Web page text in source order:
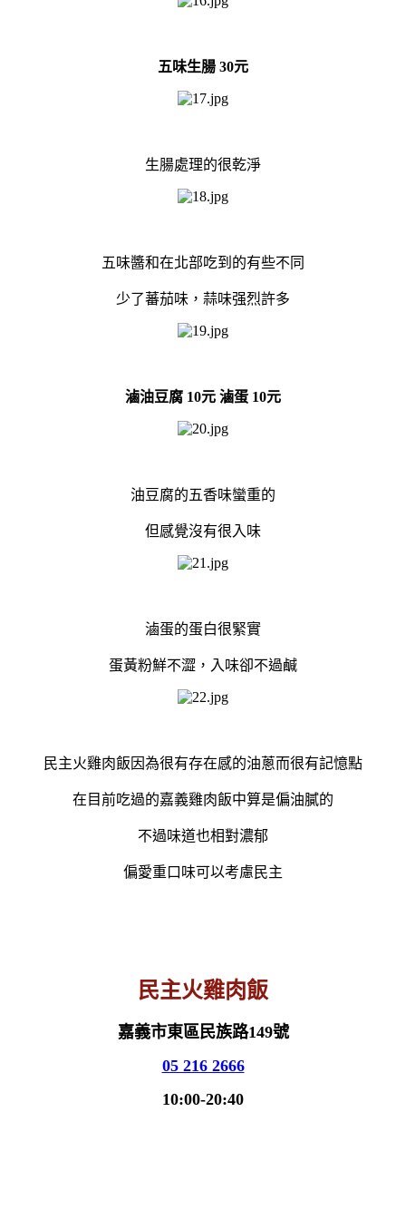
五味生腸 30元
生腸處理的很乾淨
五味醬和在北部吃到的有些不同
少了蕃茄味，蒜味强烈許多
滷油豆腐 10元 滷蛋 10元
油豆腐的五香味蠻重的
但感覺沒有很入味
滷蛋的蛋白很緊實
蛋黃粉鮮不澀，入味卻不過鹹
民主火雞肉飯因為很有存在感的油蔥而很有記憶點
在目前吃過的嘉義雞肉飯中算是偏油膩的
不過味道也相對濃郁
偏愛重口味可以考慮民主
民主火雞肉飯
嘉義市東區民族路149號
05 216 2666
10:00-20:40